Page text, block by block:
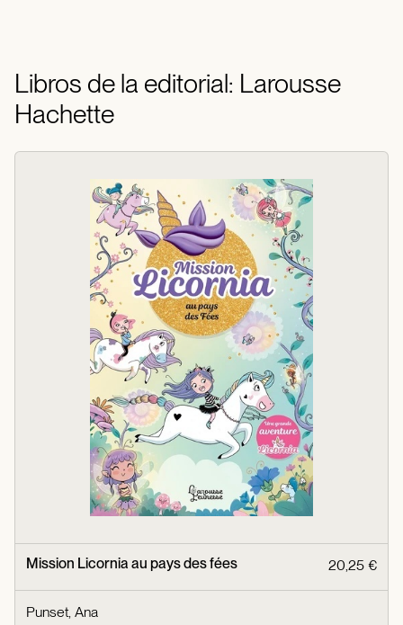
Libros de la editorial: Larousse
Hachette
Mission Licornia au pays des fées 20,25 €
Punset, Ana